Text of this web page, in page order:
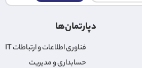
دپارتمان‌ها
فناوری اطلاعات و ارتباطات IT
حسابداری و مدیریت